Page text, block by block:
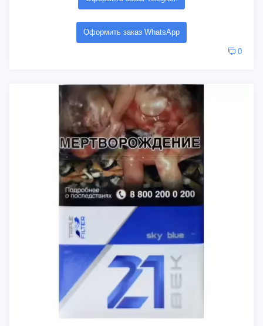
Оформить заказ WhatsApp
0